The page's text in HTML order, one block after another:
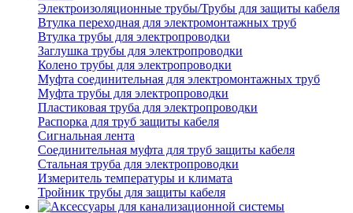
Электроизоляционные трубы/Трубы для защиты кабеля
Втулка переходная для электромонтажных труб
Втулка трубы для электропроводки
Заглушка трубы для электропроводки
Колено трубы для электропроводки
Муфта соединительная для электромонтажных труб
Муфта трубы для электропроводки
Пластиковая труба для электропроводки
Распорка для труб защиты кабеля
Сигнальная лента
Соединительная муфта для труб защиты кабеля
Стальная труба для электропроводки
Измеритель температуры и климата
Тройник трубы для защиты кабеля